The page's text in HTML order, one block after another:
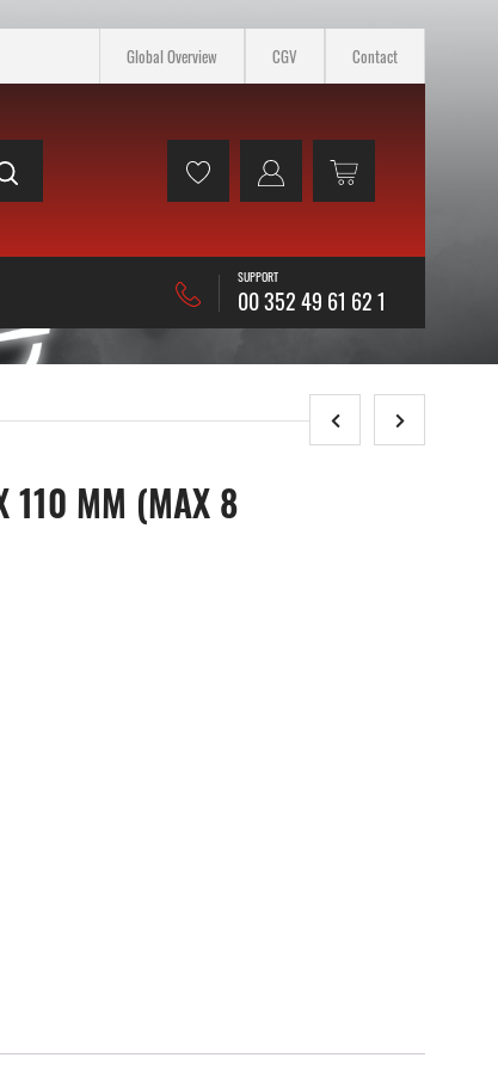
Global Overview CGV Contact
SUPPORT
00 352 49 61 62 1
110 MM (MAX 8